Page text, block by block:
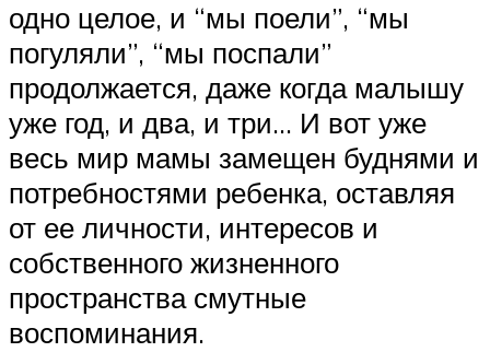
одно целое, и “мы поели”, “мы
погуляли”, “мы поспали”
продолжается, даже когда малышу
уже год, и два, и три… И вот уже
весь мир мамы замещен буднями и
потребностями ребенка, оставляя
от ее личности, интересов и
собственного жизненного
пространства смутные
воспоминания.